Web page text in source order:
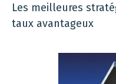
Les meilleures
taux avantageux